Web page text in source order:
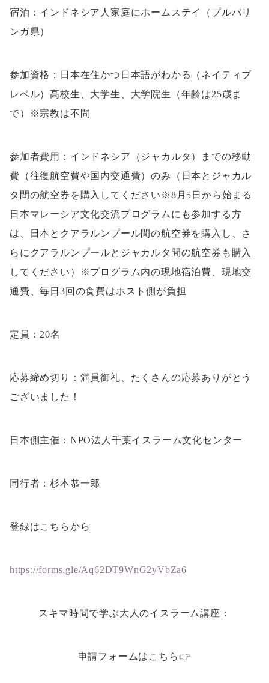
宿泊：インドネシア人家庭にホームステイ（プルバリ
ンガ県）
参加資格：日本在住かつ日本語がわかる（ネイティブ
レベル）高校生、大学生、大学院生（年齢は25歳ま
で）※宗教は不問
参加者費用：インドネシア（ジャカルタ）までの移動
費（往復航空費や国内交通費）のみ（日本とジャカル
タ間の航空券を購入してください※8月5日から始まる
日本マレーシア文化交流プログラムにも参加する方
は、日本とクアラルンプール間の航空券を購入し、さ
らにクアラルンプールとジャカルタ間の航空券も購入
してください）※プログラム内の現地宿泊費、現地交
通費、毎日3回の食費はホスト側が負担
定員：20名
応募締め切り：満員御礼、たくさんの応募ありがとう
ございました！
日本側主催：NPO法人千葉イスラーム文化センター
同行者：杉本恭一郎
登録はこちらから
https://forms.gle/Aq62DT9WnG2yVbZa6
スキマ時間で学ぶ大人のイスラーム講座：
申請フォームはこちら👉